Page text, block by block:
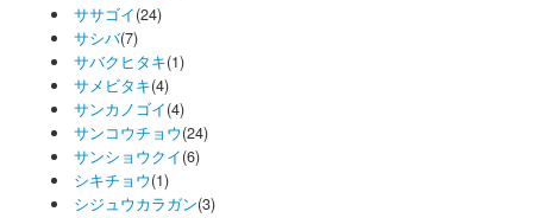
ササゴイ(24)
サシバ(7)
サバクヒタキ(1)
サメビタキ(4)
サンカノゴイ(4)
サンコウチョウ(24)
サンショウクイ(6)
シキチョウ(1)
シジュウカラガン(3)